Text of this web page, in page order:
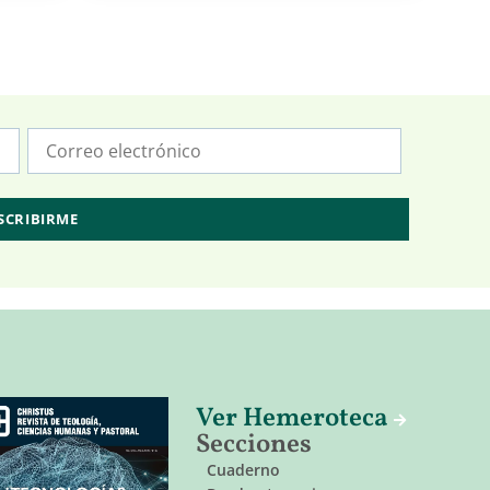
Ver Hemeroteca
Secciones
Cuaderno